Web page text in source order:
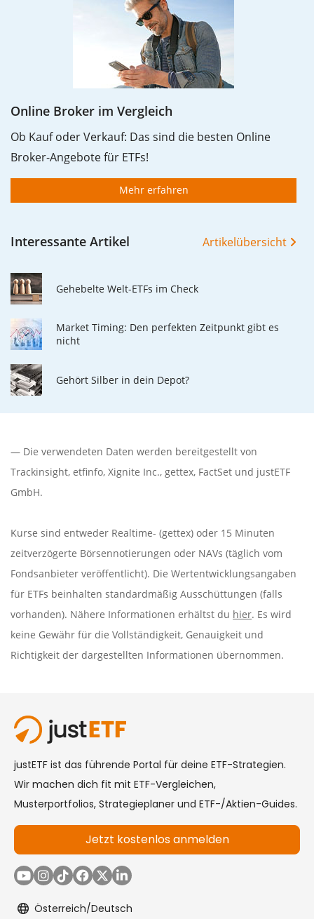
Ausschüttungen (falls vorhanden).
Online Broker im Vergleich
Ob Kauf oder Verkauf: Das sind die besten Online
Broker-Angebote für ETFs!
Mehr erfahren
Interessante Artikel Artikelübersicht
Gehebelte Welt-ETFs im Check
Market Timing: Den perfekten Zeitpunkt gibt es
nicht
Gehört Silber in dein Depot?
— Die verwendeten Daten werden bereitgestellt von
Trackinsight, etfinfo, Xignite Inc., gettex, FactSet und justETF
GmbH.
Kurse sind entweder Realtime- (gettex) oder 15 Minuten
zeitverzögerte Börsennotierungen oder NAVs (täglich vom
Fondsanbieter veröffentlicht). Die Wertentwicklungsangaben
für ETFs beinhalten standardmäßig Ausschüttungen (falls
vorhanden). Nähere Informationen erhältst du hier. Es wird
keine Gewähr für die Vollständigkeit, Genauigkeit und
Richtigkeit der dargestellten Informationen übernommen.